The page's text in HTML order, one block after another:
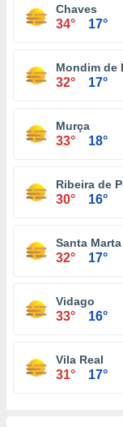
Chaves
34° 17°
Mondim de
32° 17°
Murça
33° 18°
Ribeira de
30° 16°
Santa Marta
32° 17°
Vidago
33° 16°
Vila Real
31° 17°